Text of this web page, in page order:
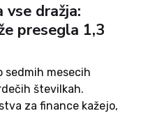
vse dražja:
presegla 1,3
sedmih mesecih
številkah.
za finance kažejo,